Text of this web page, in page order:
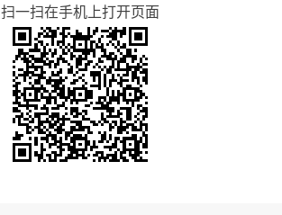
扫一扫在手机上打开页面